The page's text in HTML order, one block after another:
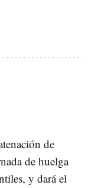
de
de huelga
y dará el